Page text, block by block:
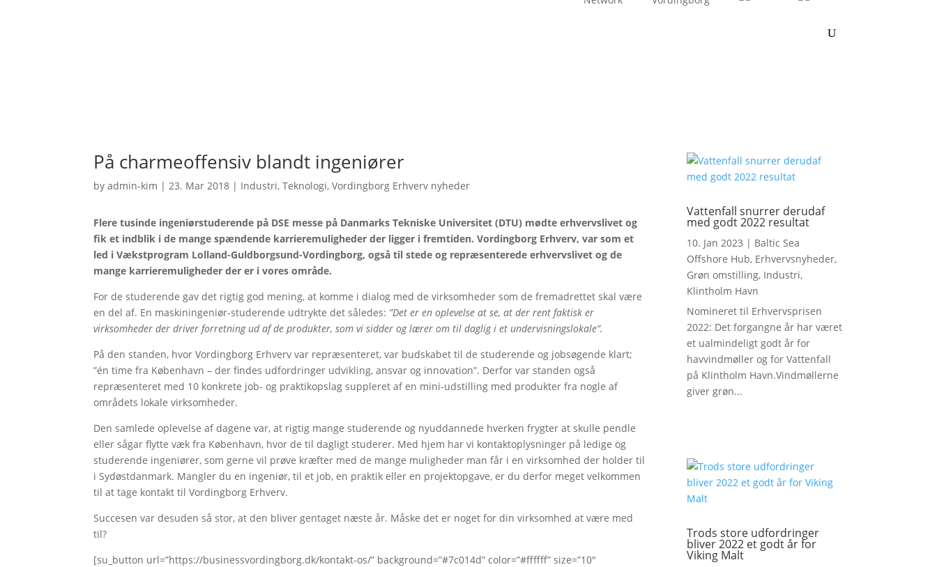
På charmeoffensiv blandt ingeniører
byadmin-kim |23. Mar 2018 | Industri,Teknologi,Vordingborg Erhverv nyheder
Flere tusinde ingeniørstuderende på DSE messe på Danmarks Tekniske Universitet (DTU) mødte erhvervslivet og
fik et indblik i de mange spændende karrieremuligheder der ligger i fremtiden. Vordingborg Erhverv, var som et
led i Vækstprogram Lolland-Guldborgsund-Vordingborg, også til stede og repræsenterede erhvervslivet og de
mange karrieremuligheder der er i vores område.
For de studerende gav det rigtig god mening, at komme i dialog med de virksomheder som de fremadrettet skal være
en del af. En maskiningeniør-studerende udtrykte det således: ”Det er en oplevelse at se, at der rent faktisk er
virksomheder der driver forretning ud af de produkter, som vi sidder og lærer om til daglig i et undervisningslokale”.
På den standen, hvor Vordingborg Erhverv var repræsenteret, var budskabet til de studerende og jobsøgende klart;
”én time fra København – der findes udfordringer udvikling, ansvar og innovation”. Derfor var standen også
repræsenteret med 10 konkrete job- og praktikopslag suppleret af en mini-udstilling med produkter fra nogle af
områdets lokale virksomheder.
Den samlede oplevelse af dagene var, at rigtig mange studerende og nyuddannede hverken frygter at skulle pendle
eller sågar flytte væk fra København, hvor de til dagligt studerer. Med hjem har vi kontaktoplysninger på ledige og
studerende ingeniører, som gerne vil prøve kræfter med de mange muligheder man får i en virksomhed der holder til
i Sydøstdanmark. Mangler du en ingeniør, til et job, en praktik eller en projektopgave, er du derfor meget velkommen
til at tage kontakt til Vordingborg Erhverv.
Succesen var desuden så stor, at den bliver gentaget næste år. Måske det er noget for din virksomhed at være med
til?
[su_button url=”https://businessvordingborg.dk/kontakt-os/” background=”#7c014d” color=”#ffffff” size=”10″
Vattenfall snurrer derudaf
med godt 2022 resultat
10. Jan 2023 | Baltic Sea
Offshore Hub, Erhvervsnyheder,
Grøn omstilling, Industri,
Klintholm Havn
Nomineret til Erhvervsprisen
2022: Det forgangne år har været
et ualmindeligt godt år for
havvindmøller og for Vattenfall
på Klintholm Havn.Vindmøllerne
giver grøn...
Trods store udfordringer
bliver 2022 et godt år for
Viking Malt